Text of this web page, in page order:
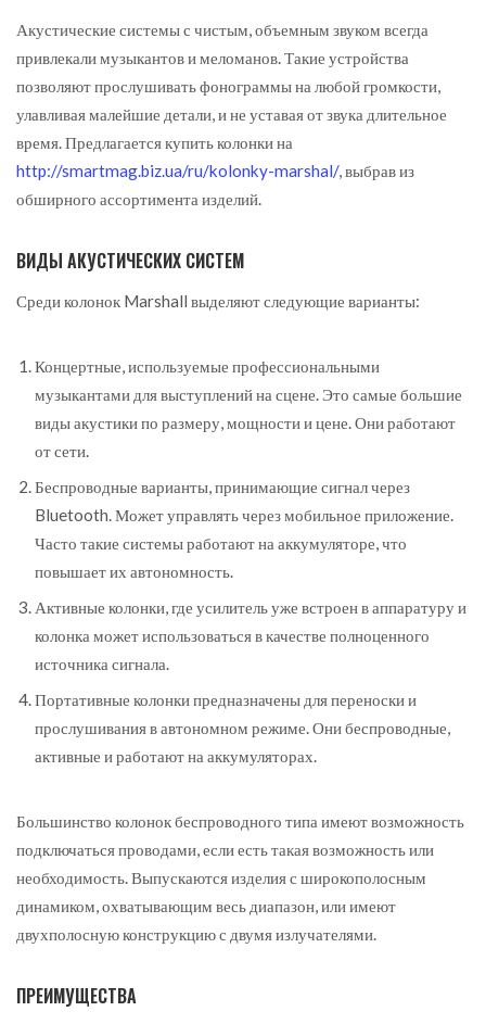
Акустические системы с чистым, объемным звуком всегда
привлекали музыкантов и меломанов. Такие устройства
позволяют прослушивать фонограммы на любой громкости,
улавливая малейшие детали, и не уставая от звука длительное
время.Предлагается купить колонки на
http://smartmag.biz.ua/ru/kolonky-marshal/, выбрав из
обширного ассортимента изделий.
ВИДЫ АКУСТИЧЕСКИХ СИСТЕМ
Среди колонок Marshall выделяют следующие варианты:
Концертные, используемые профессиональными
музыкантами для выступлений на сцене. Это самые большие
виды акустики по размеру, мощности и цене. Они работают
от сети.
Беспроводные варианты, принимающие сигнал через
Bluetooth. Может управлять через мобильное приложение.
Часто такие системы работают на аккумуляторе, что
повышает их автономность.
Активные колонки, где усилитель уже встроен в аппаратуру и
колонка может использоваться в качестве полноценного
источника сигнала.
Портативные колонки предназначены для переноски и
прослушивания в автономном режиме. Они беспроводные,
активные и работают на аккумуляторах.
Большинство колонок беспроводного типа имеют возможность
подключаться проводами, если есть такая возможность или
необходимость. Выпускаются изделия с широкополосным
динамиком, охватывающим весь диапазон, или имеют
двухполосную конструкцию с двумя излучателями.
ПРЕИМУЩЕСТВА